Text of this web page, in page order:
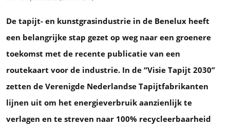
De tapijt- en kunstgrasindustrie in de Benelux heeft
een belangrijke stap gezet op weg naar een groenere
toekomst met de recente publicatie van een
routekaart voor de industrie. In de “Visie Tapijt 2030”
zetten de Verenigde Nederlandse Tapijtfabrikanten
lijnen uit om het energieverbruik aanzienlijk te
verlagen en te streven naar 100% recycleerbaarheid